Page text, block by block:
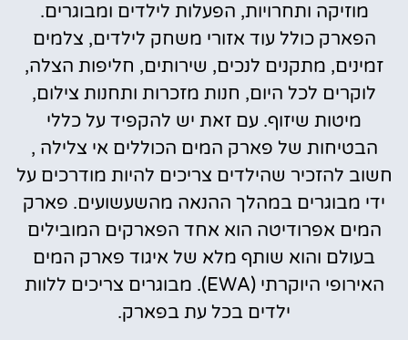
מוזיקה ותחרויות, הפעלות לילדים ומבוגרים.
הפארק כולל עוד אזורי משחק לילדים, צלמים
זמינים, מתקנים לנכים, שירותים, חליפות הצלה,
לוקרים לכל היום, חנות מזכרות ותחנות צילום,
מיטות שיזוף. עם זאת יש להקפיד על כללי
הבטיחות של פארק המים הכוללים אי צלילה ,
חשוב להזכיר שהילדים צריכים להיות מודרכים על
ידי מבוגרים במהלך ההנאה מהשעשועים. פארק
המים אפרודיטה הוא אחד הפארקים המובילים
בעולם והוא שותף מלא של איגוד פארק המים
האירופי היוקרתי (EWA). מבוגרים צריכים ללוות
ילדים בכל עת בפארק.